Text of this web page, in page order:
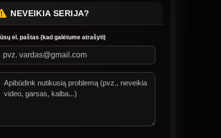
NEVEIKIA SERIJA?
el. paštas (kad galėtume atrašyti)